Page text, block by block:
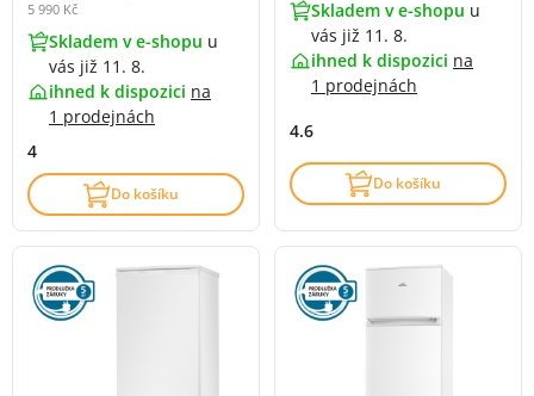
5 990 Kč
Skladem v e-shopu u
vás již 11. 8.
ihned k dispozici na
1 prodejnách
4
Do košíku
Skladem v e-shopu u
vás již 11. 8.
ihned k dispozici na
1 prodejnách
4.6
Do košíku